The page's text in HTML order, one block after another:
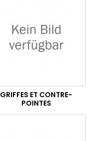
GRIFFES ET CONTRE-
POINTES